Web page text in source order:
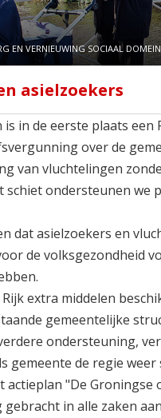
EN VERNIEUWING SOCIAAL DOMEIN
asielzoekers
in de eerste plaats
over de
van vluchtelingen
ondersteunen we
dat asielzoekers en
de volksgezondheid
extra middelen
gemeentelijke
ondersteuning,
gemeente de regie
actieplan "De
in alle zaken